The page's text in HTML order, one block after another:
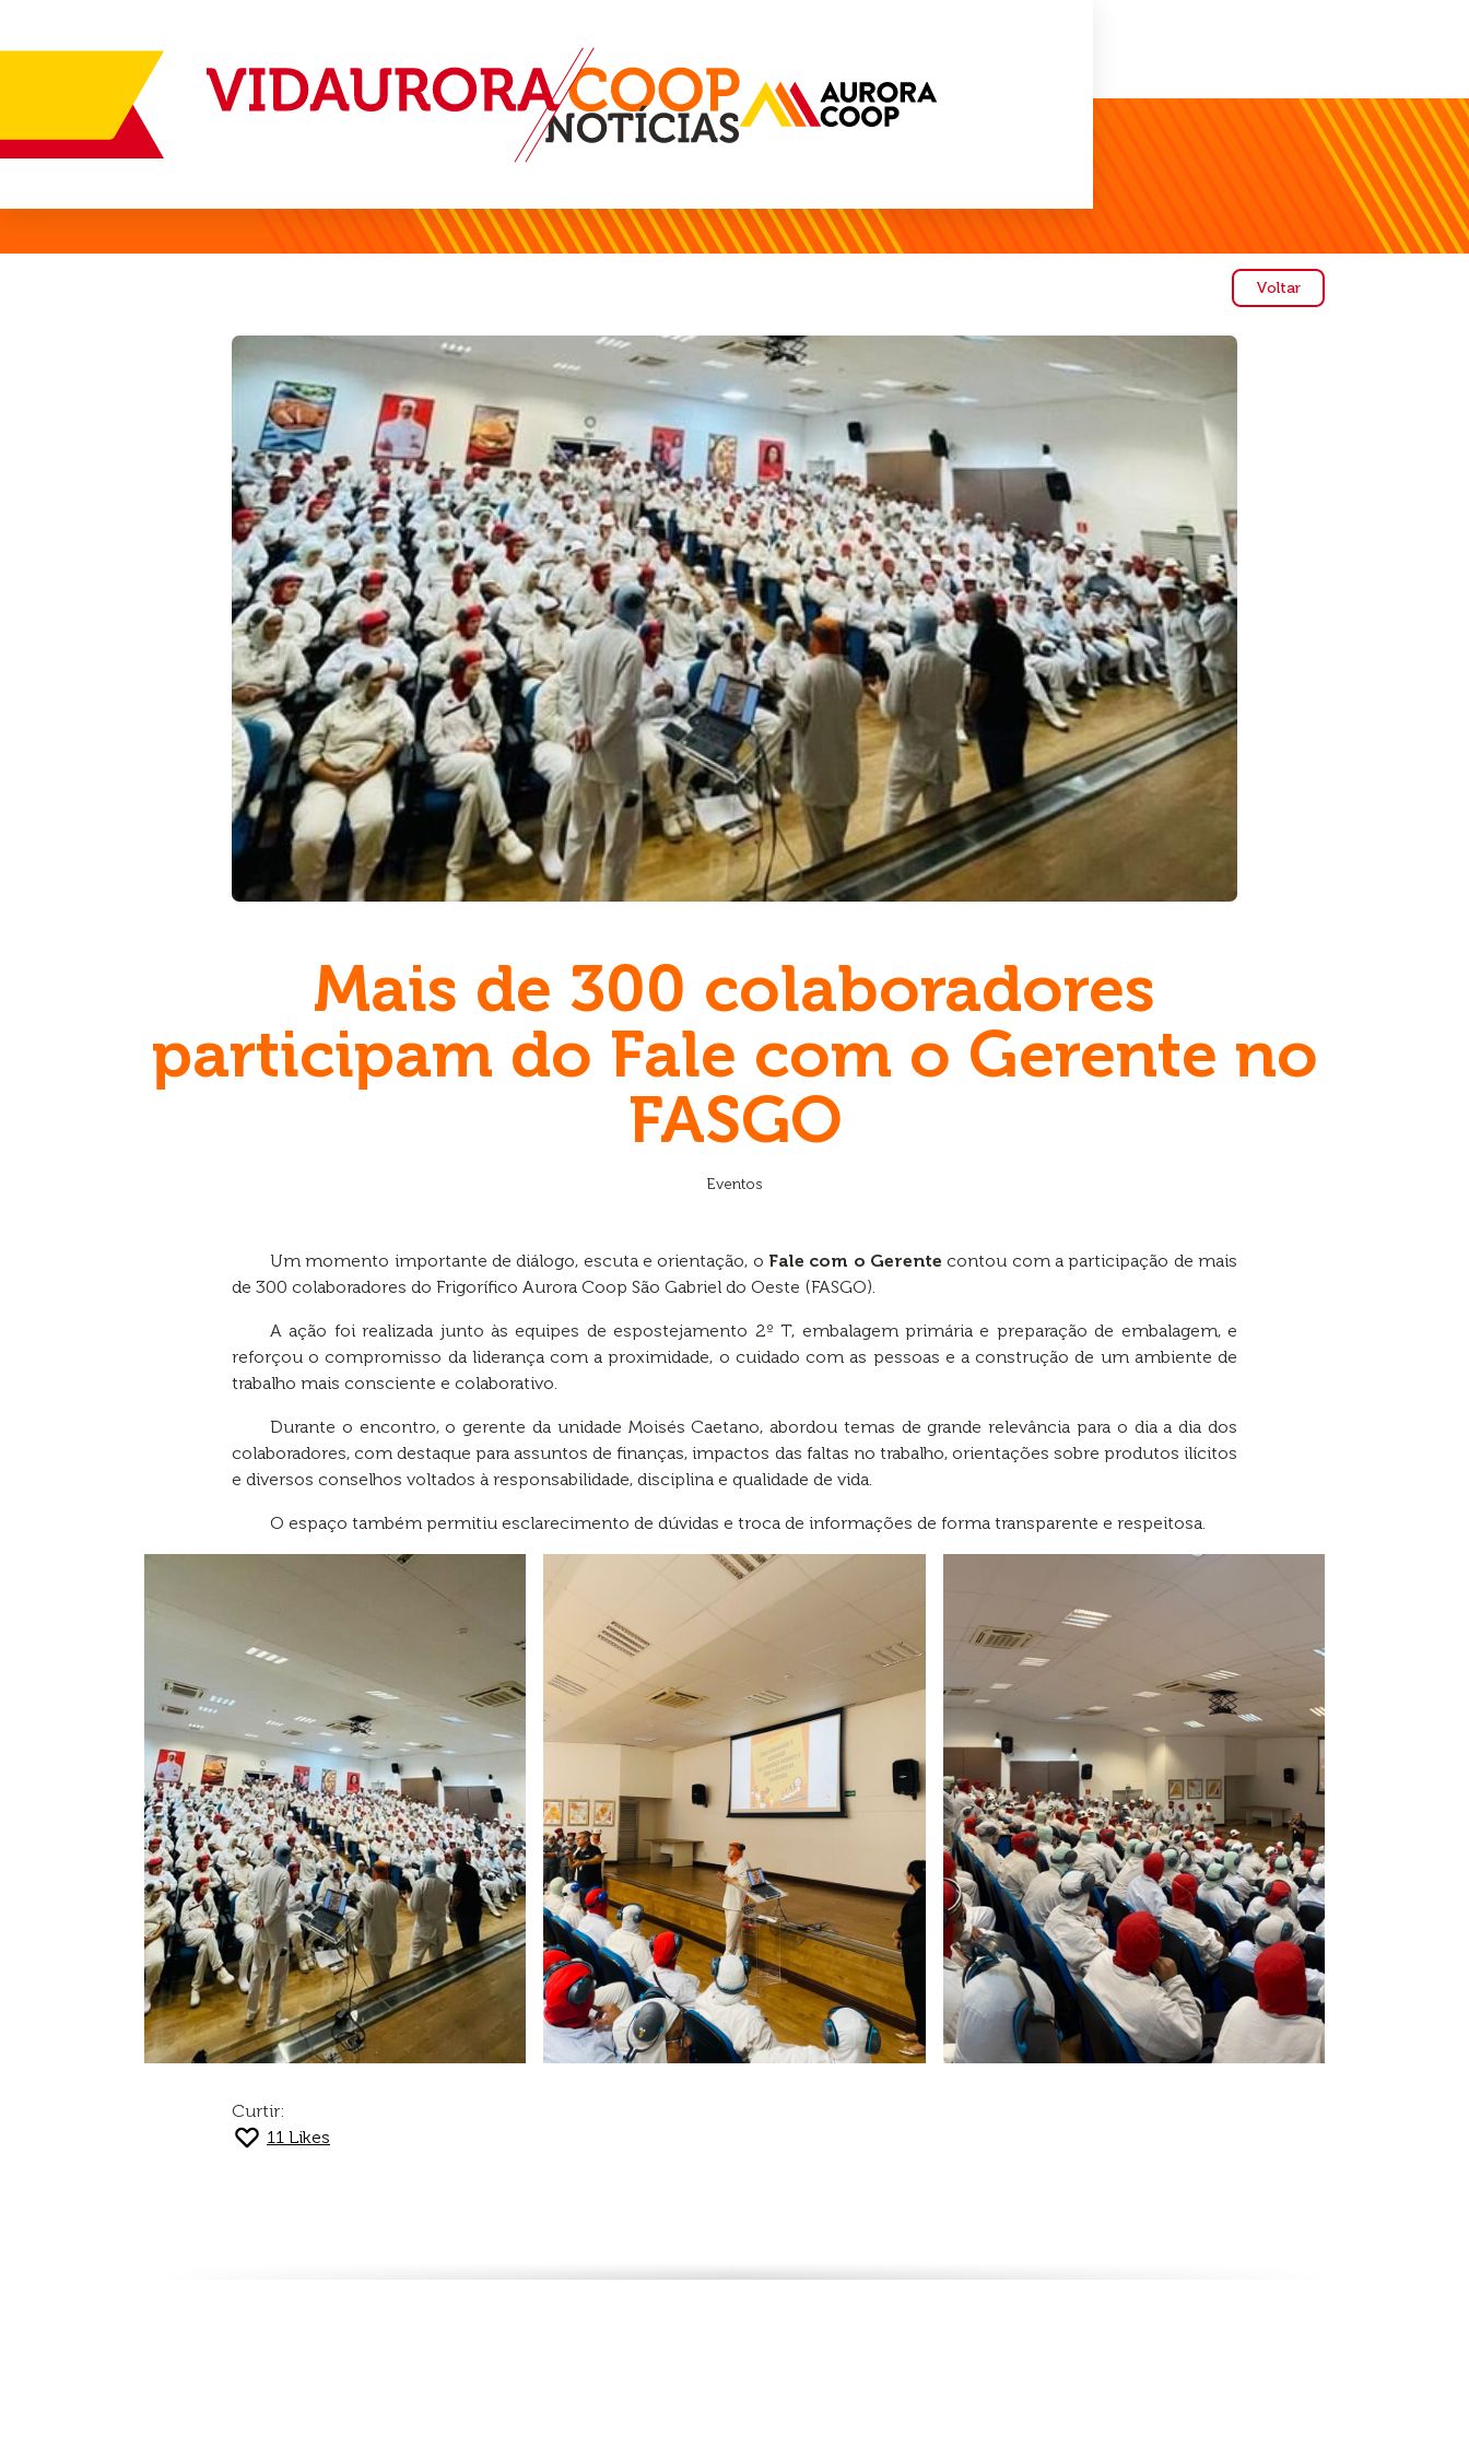
Voltar
Mais de 300 colaboradores
participam do Fale com o Gerente no
FASGO
Eventos
Um momento importante de diálogo, escuta e orientação, o Fale com o Gerente contou com a participação de mais
de 300 colaboradores do Frigorífico Aurora Coop São Gabriel do Oeste (FASGO).
A ação foi realizada junto às equipes de espostejamento 2º T, embalagem primária e preparação de embalagem, e
reforçou o compromisso da liderança com a proximidade, o cuidado com as pessoas e a construção de um ambiente de
trabalho mais consciente e colaborativo.
Durante o encontro, o gerente da unidade Moisés Caetano, abordou temas de grande relevância para o dia a dia dos
colaboradores, com destaque para assuntos de finanças, impactos das faltas no trabalho, orientações sobre produtos ilícitos
e diversos conselhos voltados à responsabilidade, disciplina e qualidade de vida.
O espaço também permitiu esclarecimento de dúvidas e troca de informações de forma transparente e respeitosa.
Curtir:
11 Likes